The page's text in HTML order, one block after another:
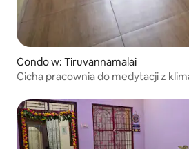
Condo w: Tiruvannamalai
Cicha pracownia do medytacji z